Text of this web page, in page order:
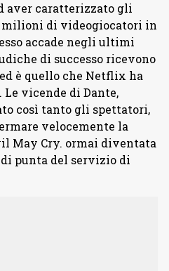
aver caratterizzato gli
milioni di videogiocatori in
accade negli ultimi
di successo ricevono
è quello che Netflix ha
vicende di Dante,
così tanto gli spettatori,
velocemente la
May Cry. ormai diventata
punta del servizio di